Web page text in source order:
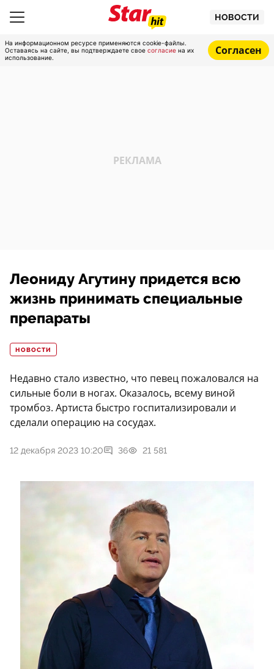
НОВОСТИ
На информационном ресурсе применяются cookie-файлы.
Оставаясь на сайте, вы подтверждаете свое согласие на их
использование.
Согласен
Леониду Агутину придется всю
жизнь принимать специальные
препараты
НОВОСТИ
Недавно стало известно, что певец пожаловался на
сильные боли в ногах. Оказалось, всему виной
тромбоз. Артиста быстро госпитализировали и
сделали операцию на сосудах.
12 декабря 2023 10:20 36 21 581